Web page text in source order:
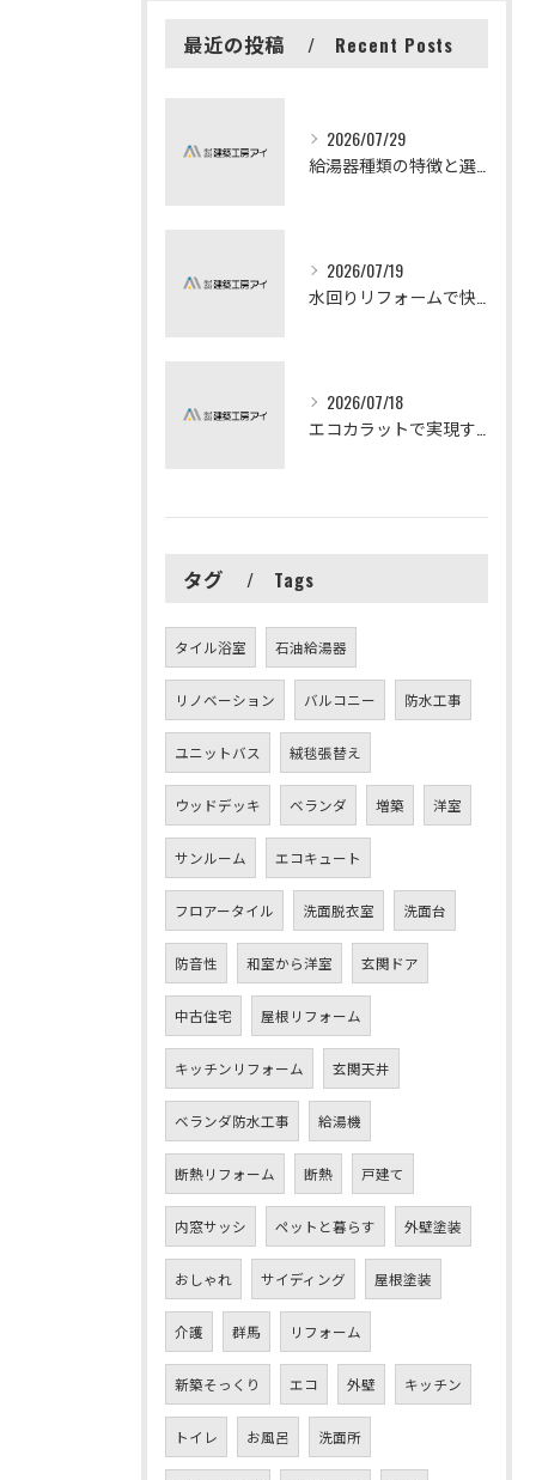
最近の投稿 Recent Posts
2026/07/29
2026/07/19
2026/07/18
タグ Tags
タイル浴室 石油給湯器
リノベーション バルコニー 防水工事
ユニットバス 絨毯張替え
ウッドデッキ ベランダ 増築 洋室
サンルーム エコキュート
フロアータイル 洗面脱衣室 洗面台
防音性 和室から洋室 玄関ドア
中古住宅 屋根リフォーム
キッチンリフォーム 玄関天井
ベランダ防水工事 給湯機
断熱リフォーム 断熱 戸建て
内窓サッシ ペットと暮らす 外壁塗装
おしゃれ サイディング 屋根塗装
介護 群馬 リフォーム
新築そっくり エコ 外壁 キッチン
トイレ お風呂 洗面所